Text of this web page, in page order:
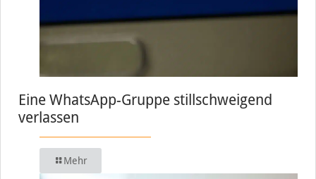
Eine WhatsApp-Gruppe stillschweigend
verlassen
Mehr